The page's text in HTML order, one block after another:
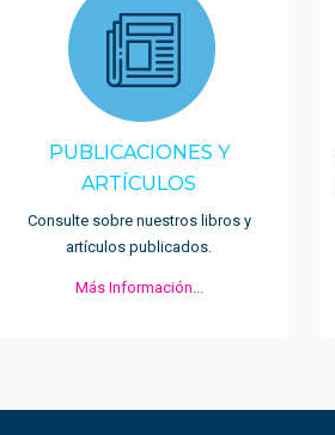
PUBLICACIONES Y
ARTÍCULOS
Consulte sobre nuestros libros y
artículos publicados.
Más Información...